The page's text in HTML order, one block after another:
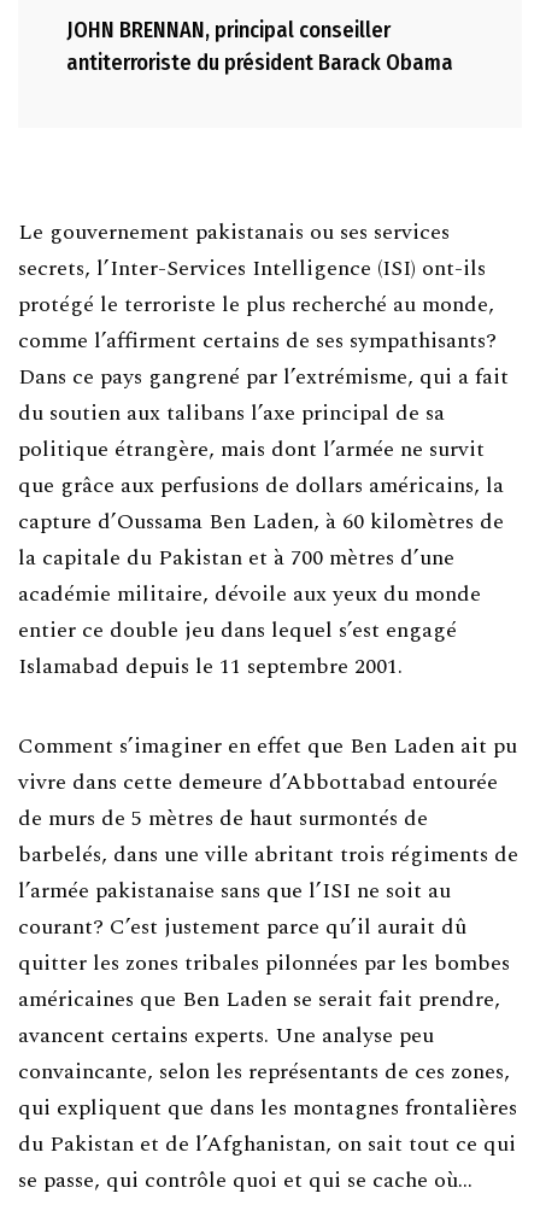
JOHN BRENNAN, principal conseiller
antiterroriste du président Barack Obama
Le gouvernement pakistanais ou ses services
secrets, l’Inter-Services Intelligence (ISI) ont-ils
protégé le terroriste le plus recherché au monde,
comme l’affirment certains de ses sympathisants?
Dans ce pays gangrené par l’extrémisme, qui a fait
du soutien aux talibans l’axe principal de sa
politique étrangère, mais dont l’armée ne survit
que grâce aux perfusions de dollars américains, la
capture d’Oussama Ben Laden, à 60 kilomètres de
la capitale du Pakistan et à 700 mètres d’une
académie militaire, dévoile aux yeux du monde
entier ce double jeu dans lequel s’est engagé
Islamabad depuis le 11 septembre 2001.
Comment s’imaginer en effet que Ben Laden ait pu
vivre dans cette demeure d’Abbottabad entourée
de murs de 5 mètres de haut surmontés de
barbelés, dans une ville abritant trois régiments de
l’armée pakistanaise sans que l’ISI ne soit au
courant? C’est justement parce qu’il aurait dû
quitter les zones tribales pilonnées par les bombes
américaines que Ben Laden se serait fait prendre,
avancent certains experts. Une analyse peu
convaincante, selon les représentants de ces zones,
qui expliquent que dans les montagnes frontalières
du Pakistan et de l’Afghanistan, on sait tout ce qui
se passe, qui contrôle quoi et qui se cache où…